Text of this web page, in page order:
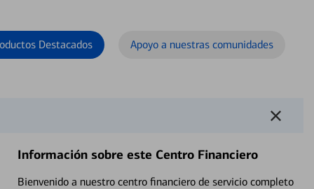
Destacados Apoyo a nuestras comunidades
Información sobre este Centro Financiero
Bienvenido a nuestro centro financiero de servicio completo